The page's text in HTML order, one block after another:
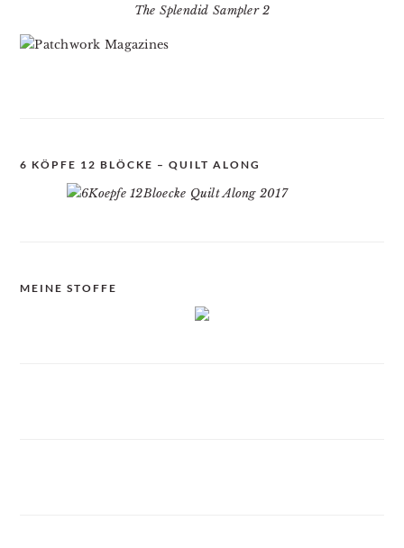
The Splendid Sampler 2
6 KÖPFE 12 BLÖCKE – QUILT ALONG
MEINE STOFFE